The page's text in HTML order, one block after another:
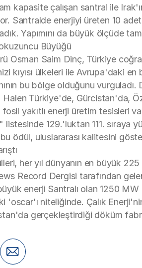
kapasite çalışan santral ile
Santralde enerjiyi üreten 10
Yapımını da büyük ölçüde
Büyüğü
Osman Saim Dinç, Türkiye
kıyısı ülkeleri ile Avrupa'daki
bu bölge olduğunu
Türkiye'de, Gürcistan'da,
yakıtlı enerji üretim tesisleri
listesinde 129.'luktan 111. sıraya
bu ödül, uluslararası kalitesini
her yıl dünyanın en büyük
Record Dergisi tarafından
enerji Santralı olan 1250
'oscar'ı niteliğinde. Çalık
gerçekleştirdiği döküm